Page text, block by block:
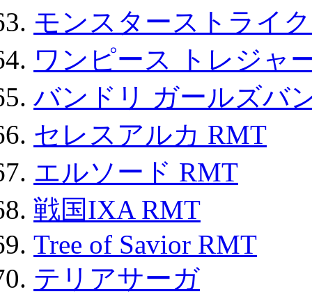
モンスターストライ
ワンピース トレジャ
バンドリ ガールズバ
セレスアルカ RMT
エルソード RMT
戦国IXA RMT
Tree of Savior RMT
テリアサーガ